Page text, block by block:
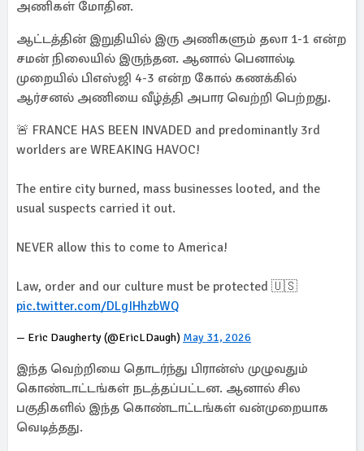
அணிகள் மோதின.
ஆட்டத்தின் இறுதியில் இரு அணிகளும் தலா 1-1 என்ற
சமன் நிலையில் இருந்தன. ஆனால் பெனால்டி
முறையில் பிஎஸ்ஜி 4-3 என்ற கோல் கணக்கில்
ஆர்சனல் அணியை வீழ்த்தி அபார வெற்றி பெற்றது.
🚨 FRANCE HAS BEEN INVADED and predominantly 3rd
worlders are WREAKING HAVOC!
The entire city burned, mass businesses looted, and the
usual suspects carried it out.
NEVER allow this to come to America!
Law, order and our culture must be protected 🇺🇸
pic.twitter.com/DLgIHhzbWQ
— Eric Daugherty (@EricLDaugh) May 31, 2026
இந்த வெற்றியை தொடர்ந்து பிரான்ஸ் முழுவதும்
கொண்டாட்டங்கள் நடத்தப்பட்டன. ஆனால் சில
பகுதிகளில் இந்த கொண்டாட்டங்கள் வன்முறையாக
வெடித்தது.